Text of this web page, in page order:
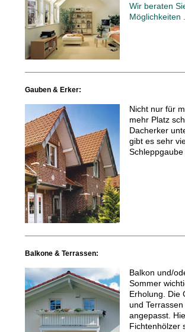
Wir beraten
Möglichkeiten
Gauben & Erker:
Nicht nur für
mehr Platz
Dacherker
gibt es sehr
Balkone & Terrassen:
Balkon und/
Sommer
Erholung. Die
und
angepasst.
Fichtenhölzer